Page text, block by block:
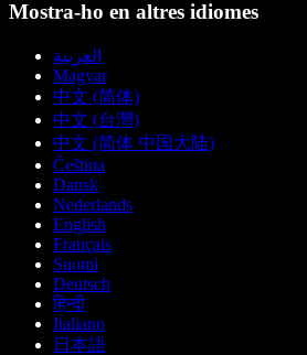
Mostra-ho en altres idiomes
العربية
Magyar
中文 (简体)
中文 (台灣)
中文 (简体 中国大陆)
Čeština
Dansk
Nederlands
English
Français
Suomi
Deutsch
हिन्दी
Italiano
日本語